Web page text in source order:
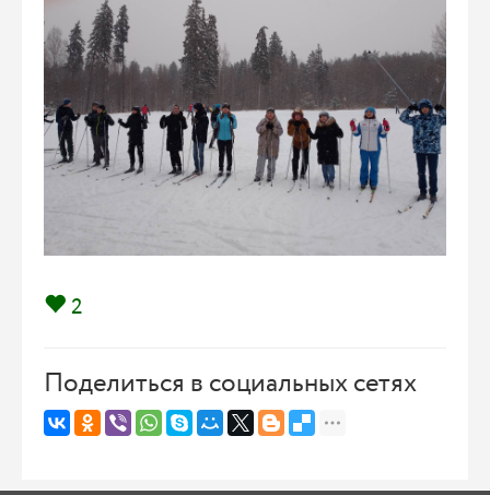
2
Поделиться в социальных сетях